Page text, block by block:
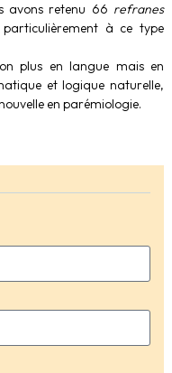
avons retenu 66 refranes
à ce type
plus en langue mais en
et logique naturelle,
en parémiologie.